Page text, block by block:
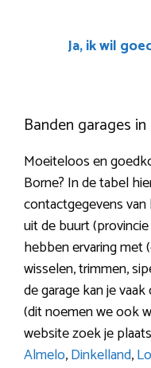
Ja, ik wil
Banden garages
Moeiteloos en
Borne? In de tabel
contactgegevens
uit de buurt (provincie
hebben ervaring met
wisselen, trimmen,
de garage kan je
(dit noemen we ook
website zoek je
Almelo,Dinkelland,